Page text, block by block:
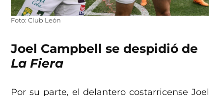
Foto: Club León
Joel Campbell se despidió de
La Fiera
Por su parte, el delantero costarricense Joel